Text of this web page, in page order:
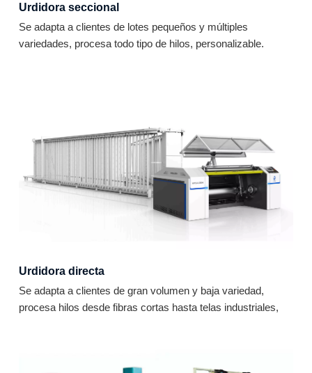
Urdidora seccional
Se adapta a clientes de lotes pequeños y múltiples
variedades, procesa todo tipo de hilos, personalizable.
Urdidora directa
Se adapta a clientes de gran volumen y baja variedad,
procesa hilos desde fibras cortas hasta telas industriales,